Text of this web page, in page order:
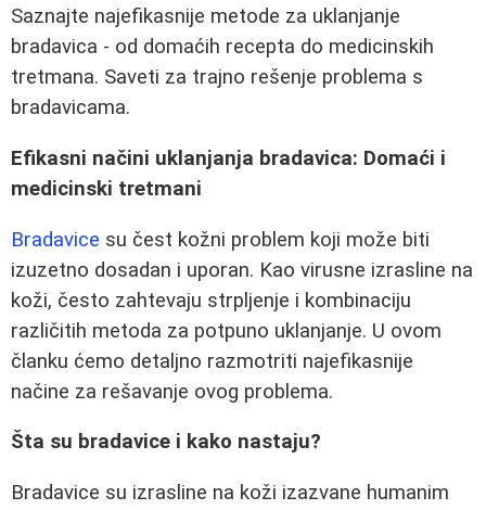
Saznajte najefikasnije metode za uklanjanje
bradavica - od domaćih recepta do medicinskih
tretmana. Saveti za trajno rešenje problema s
bradavicama.
Efikasni načini uklanjanja bradavica: Domaći i
medicinski tretmani
Bradavice su čest kožni problem koji može biti
izuzetno dosadan i uporan. Kao virusne izrasline na
koži, često zahtevaju strpljenje i kombinaciju
različitih metoda za potpuno uklanjanje. U ovom
članku ćemo detaljno razmotriti najefikasnije
načine za rešavanje ovog problema.
Šta su bradavice i kako nastaju?
Bradavice su izrasline na koži izazvane humanim